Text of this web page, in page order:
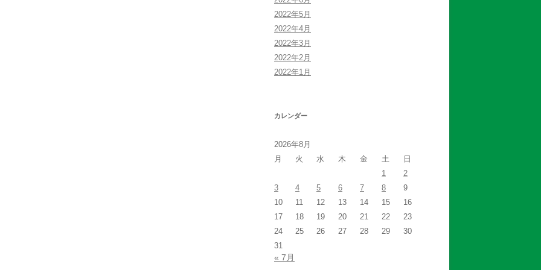
2022年5月
2022年4月
2022年3月
2022年2月
2022年1月
カレンダー
2026年8月
月
火 水 木 金 土
日
1
2
3
4 5 6 7 8
9
10
11 12 13 14 15
16
17
18 19 20 21 22
23
24
25 26 27 28 29
30
31
« 7月